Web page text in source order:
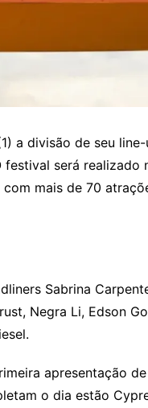
a divisão de seu
será realizado
mais de 70
Sabrina
Negra Li, Edson
apresentação
o dia estão